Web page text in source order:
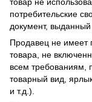
потребительские
документ,
Продавец не имеет
товара, не
всем требованиям,
товарный вид,
и т.д.).